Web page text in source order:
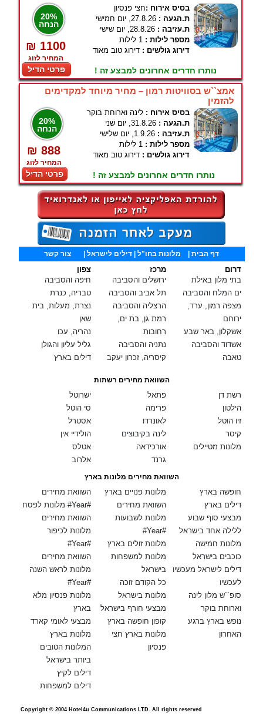
20%
הנחה
₪ 1100
המחיר לזוג
פרטי הדיל
בסיס אירוח :חצי פנסיון
ת.הגעה : 27.8.26, יום חמישי
ת.עזיבה : 28.8.26, יום שישי
מספר לילות : 1 לילות
דירוג גולשים : דירוג טוב מאוד
נותרו חדרים אחרונים למבצע זה !
אמצ``ש בסוויטות רמון – מחיר מיוחד למקדימים
להזמין
20%
הנחה
₪ 888
המחיר לזוג
פרטי הדיל
בסיס אירוח : לינה וארוחת בוקר
ת.הגעה : 31.8.26, יום שני
ת.עזיבה : 1.9.26, יום שלישי
מספר לילות : 1 לילות
דירוג גולשים : דירוג טוב מאוד
נותרו חדרים אחרונים למבצע זה !
דף הבית מלונות בחו"ל | דילים לישראל | צור קשר
צפון
חיפה והסביבה
טבריה, כנרת
נצרת, מעלות, בית
שאן
נהריה, עכו
גליל עליון והגולן
דילים בארץ
מרכז
ירושלים והסביבה
תל אביב והסביבה
הרצליה והסביבה
רמת גן, בת ים,
רחובות
נתניה והסביבה
קיסריה, זכרון יעקב
דרום
בתי מלון באילת
ים המלח והסביבה
מצפה רמון, ערד,
ירוחם
אשקלון, באר שבע
אשדוד והסביבה
טאבה
השוואת מחירים רשתות
ישרוטל
סי הוטל
אסטרל
הולידיי אין
אטלס
אלרוב
פתאל
פרימה
לאונרדו
לינה בקיבוצים
אורכידאה
גרנד
רשת דן
הילטון
זיו הוטל
קיסר
מלונות מטיילים
השוואת מחירים מלונות בארץ
השוואת מחירים
מלונות לפסח #Year#
השוואת מחירים
מלונות לכיפור
#Year#
השוואת מחירים
מלונות לראש השנה
#Year#
מלונות פנסיון מלא
בארץ
מבצעי לאומי קארד
מלונות בארץ
המלונות הטובים
ביותר בישראל
דילים לקיץ
דילים למשפחות
מלונות פנויים בארץ
השוואת מחירים
מלונות לשבועות
#Year#
מלונות זולים בארץ
מלונות למשפחות
בישראל
כל הקודם זוכה
מלונות בישראל
מבצעי חורף בישראל
קופון חופשה בארץ
מלונות בארץ חצי
פנסיון
חופשה בארץ
דילים בארץ
מבצעי סוף שבוע
ללילה אחד בישראל
מלונות חמישה
כוכבים בישראל
דילים לישראל מעכשיו
לעכשיו
סופ``ש מלון לינה
וארוחת בוקר
נופש בארץ ברגע
האחרון
Copyright © 2004 Hotel4u Communications LTD. All rights reserved